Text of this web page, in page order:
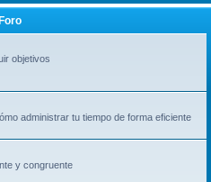
Foro
objetivos
administrar tu tiempo de forma eficiente
y congruente